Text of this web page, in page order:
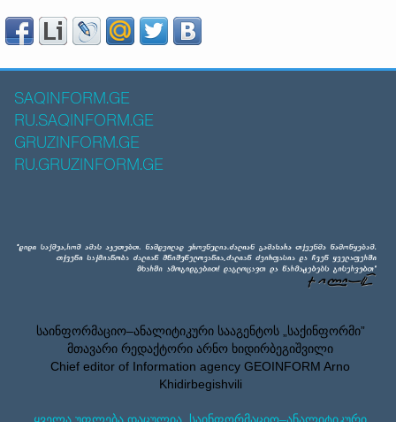
SAQINFORM.GE
RU.SAQINFORM.GE
GRUZINFORM.GE
RU.GRUZINFORM.GE
საინფორმაციო–ანალიტიკური სააგენტოს „საქინფორმი”
მთავარი რედაქტორი არნო ხიდირბეგიშვილი
Chief editor of Information agency GEOINFORM Arno
Khidirbegishvili
ყველა უფლება დაცულია. საინფორმაციო–ანალიტიკური